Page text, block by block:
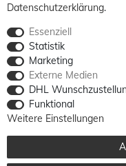
Daten­schutz­erklärung.
Essenziell
Statistik
Marketing
Externe Medien
DHL
Funktional
Weitere Einstellungen